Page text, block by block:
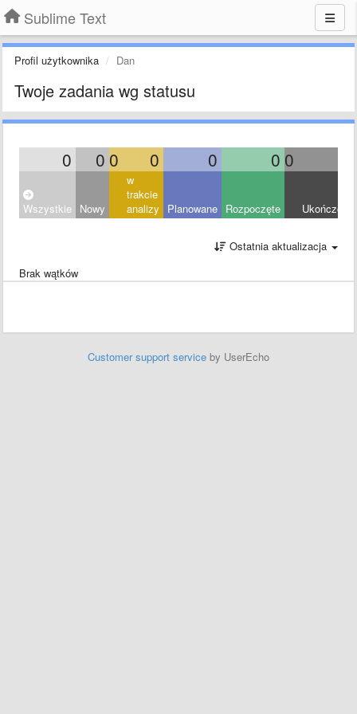
Sublime Text
Profil użytkownika Dan
Twoje zadania wg statusu
0 0 0 0 0 0 0
Wszystkie Nowy
w
trakcie
analizy
Planowane Rozpoczęte Ukończony
Ostatnia aktualizacja
Brak wątków
Customer support service by UserEcho